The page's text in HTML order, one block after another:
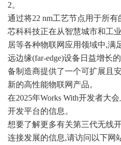
2。
通过将22 nm工艺节点用于所
芯科科技正在从智慧城市和工
居等各种物联网应用领域中,满
远边缘(far-edge)设备日益增长
备制造商提供了一个可扩展且
新的高性能物联网产品。
在2025年Works With开发者大
开发平台的信息。
想要了解更多有关第三代无线
连接发展的信息,请访问以下网